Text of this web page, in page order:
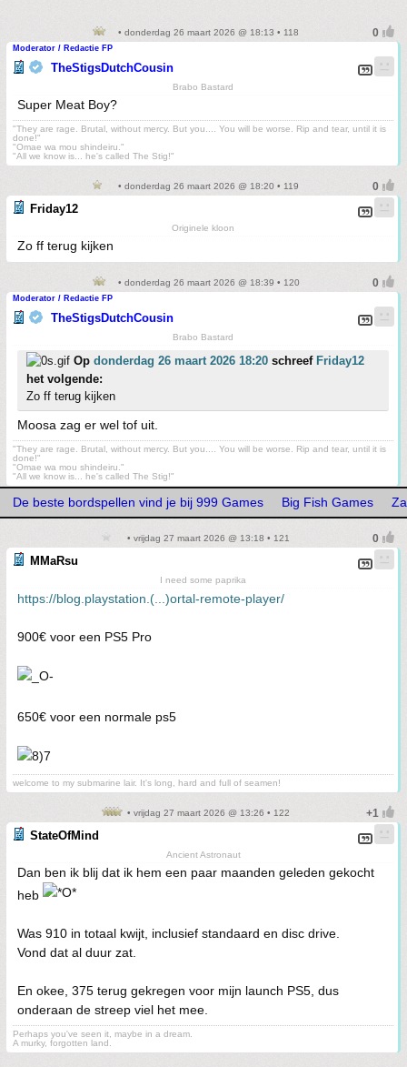
• donderdag 26 maart 2026 @ 18:13 • 118
Moderator / Redactie FP
TheStigsDutchCousin
Brabo Bastard
Super Meat Boy?
"They are rage. Brutal, without mercy. But you.... You will be worse. Rip and tear, until it is
done!"
"Omae wa mou shindeiru."
"All we know is... he's called The Stig!"
• donderdag 26 maart 2026 @ 18:20 • 119
Friday12
Originele kloon
Zo ff terug kijken
• donderdag 26 maart 2026 @ 18:39 • 120
Moderator / Redactie FP
TheStigsDutchCousin
Brabo Bastard
Op donderdag 26 maart 2026 18:20 schreef Friday12
het volgende:
Zo ff terug kijken
Moosa zag er wel tof uit.
"They are rage. Brutal, without mercy. But you.... You will be worse. Rip and tear, until it is
done!"
"Omae wa mou shindeiru."
"All we know is... he's called The Stig!"
De beste bordspellen vind je bij 999 Games Big Fish Games
• vrijdag 27 maart 2026 @ 13:18 • 121
MMaRsu
I need some paprika
https://blog.playstation.(...)ortal-remote-player/
900€ voor een PS5 Pro
650€ voor een normale ps5
welcome to my submarine lair. It's long, hard and full of seamen!
• vrijdag 27 maart 2026 @ 13:26 • 122
StateOfMind
Ancient Astronaut
Dan ben ik blij dat ik hem een paar maanden geleden gekocht
heb
Was 910 in totaal kwijt, inclusief standaard en disc drive.
Vond dat al duur zat.
En okee, 375 terug gekregen voor mijn launch PS5, dus
onderaan de streep viel het mee.
Perhaps you've seen it, maybe in a dream.
A murky, forgotten land.